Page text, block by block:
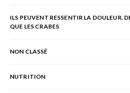
ILS PEUVENT RESSENTIR LA DOULEUR.
QUE LES CRABES
NON CLASSÉ
NUTRITION